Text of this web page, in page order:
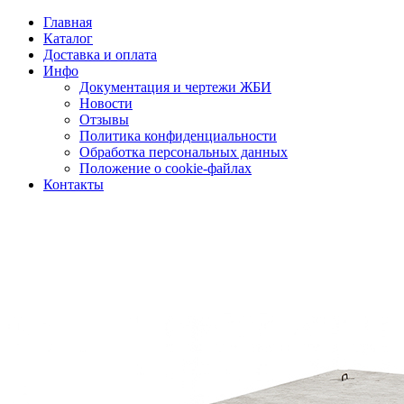
Главная
Каталог
Доставка и оплата
Инфо
Документация и чертежи ЖБИ
Новости
Отзывы
Политика конфиденциальности
Обработка персональных данных
Положение о cookie-файлах
Контакты